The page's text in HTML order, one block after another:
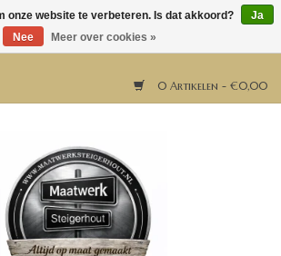
0 Artikelen - €0,00
onze website te verbeteren. Is dat akkoord?
Ja
Nee
Meer over cookies »